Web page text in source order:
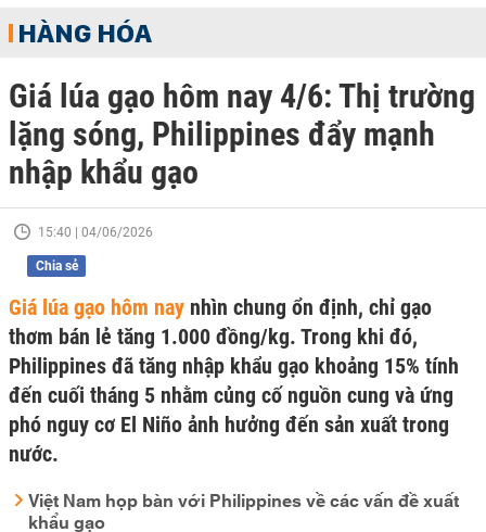
HÀNG HÓA
Giá lúa gạo hôm nay 4/6: Thị trường
lặng sóng, Philippines đẩy mạnh
nhập khẩu gạo
15:40 | 04/06/2026
Chia sẻ
Giá lúa gạo hôm nay nhìn chung ổn định, chỉ gạo
thơm bán lẻ tăng 1.000 đồng/kg. Trong khi đó,
Philippines đã tăng nhập khẩu gạo khoảng 15% tính
đến cuối tháng 5 nhằm củng cố nguồn cung và ứng
phó nguy cơ El Niño ảnh hưởng đến sản xuất trong
nước.
Việt Nam họp bàn với Philippines về các vấn đề xuất
khẩu gạo